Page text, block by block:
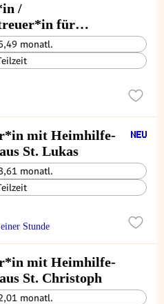
/
für
| WG2
monatl.
mit Heimhilfe-
St. Lukas
monatl.
Stunde
mit Heimhilfe-
St. Christoph
monatl.